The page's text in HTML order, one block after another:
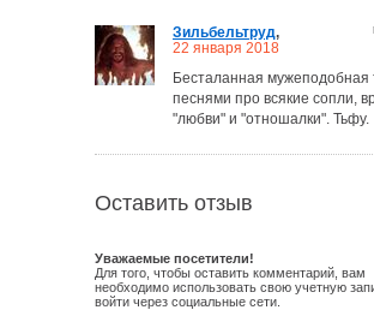
Зильбельтруд,
22 января 2018
Бесталанная мужеподобная
песнями про всякие сопли,
"любви" и "отношалки". Тьфу.
Оставить отзыв
Уважаемые посетители!
Для того, чтобы оставить комментарий, вам
необходимо использовать свою учетную
войти через социальные сети.